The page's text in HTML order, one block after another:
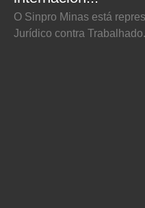
O Sinpro Minas está
Jurídico contra